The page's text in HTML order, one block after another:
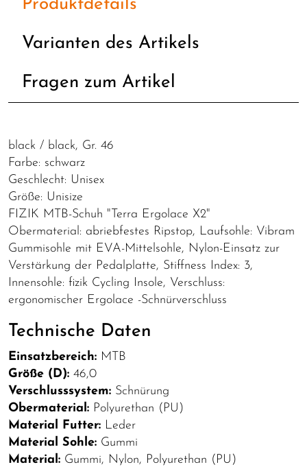
Produktdetails
Varianten des Artikels
Fragen zum Artikel
black / black, Gr. 46
Farbe: schwarz
Geschlecht: Unisex
Größe: Unisize
FIZIK MTB-Schuh "Terra Ergolace X2"
Obermaterial: abriebfestes Ripstop, Laufsohle: Vibram
Gummisohle mit EVA-Mittelsohle, Nylon-Einsatz zur
Verstärkung der Pedalplatte, Stiffness Index: 3,
Innensohle: fizik Cycling Insole, Verschluss:
ergonomischer Ergolace -Schnürverschluss
Technische Daten
Einsatzbereich: MTB
Größe (D): 46,0
Verschlusssystem: Schnürung
Obermaterial: Polyurethan (PU)
Material Futter: Leder
Material Sohle: Gummi
Material: Gummi, Nylon, Polyurethan (PU)